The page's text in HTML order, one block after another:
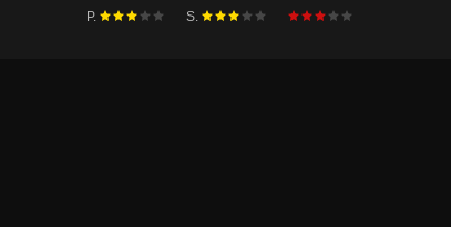
P. S.